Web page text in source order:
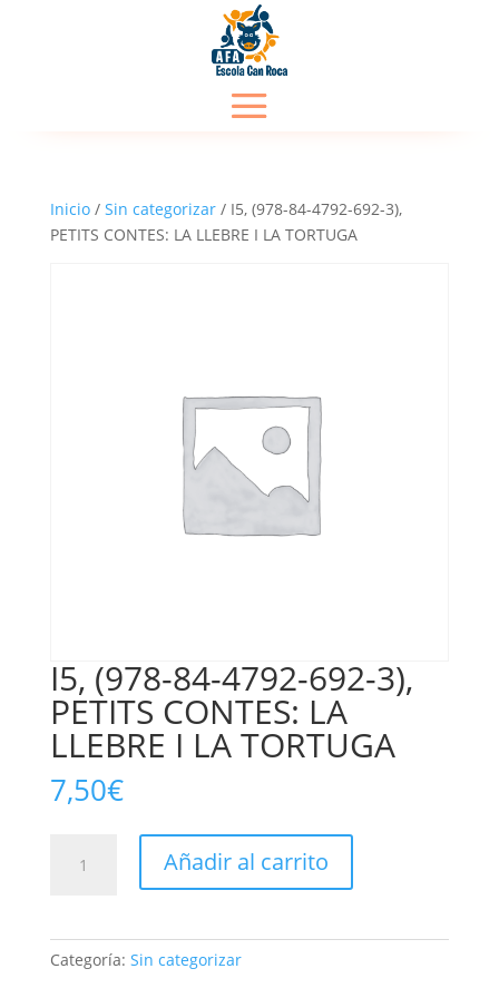
Inicio/ Sin categorizar/ I5, (978-84-4792-692-3),
PETITS CONTES: LA LLEBRE I LA TORTUGA
I5, (978-84-4792-692-3),
PETITS CONTES: LA
LLEBRE I LA TORTUGA
7,50€
(978-
Añadir al carrito
Categoría: Sin categorizar